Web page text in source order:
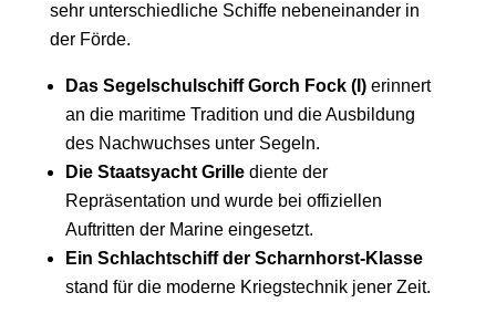
sehr unterschiedliche Schiffe nebeneinander in
der Förde.
Das Segelschulschiff Gorch Fock (I)erinnert
an die maritime Tradition und die Ausbildung
des Nachwuchses unter Segeln.
Die Staatsyacht Grillediente der
Repräsentation und wurde bei offiziellen
Auftritten der Marine eingesetzt.
Ein Schlachtschiff der Scharnhorst-Klasse
stand für die moderne Kriegstechnik jener Zeit.